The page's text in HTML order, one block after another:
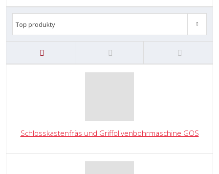
Top produkty
Schlosskastenfräs und Griffolivenbohrmaschine GOS